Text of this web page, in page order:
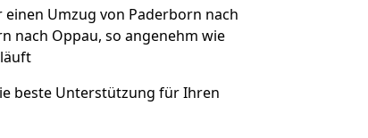
Umzug von Paderborn nach
nach Oppau, so angenehm wie
beste Unterstützung für Ihren